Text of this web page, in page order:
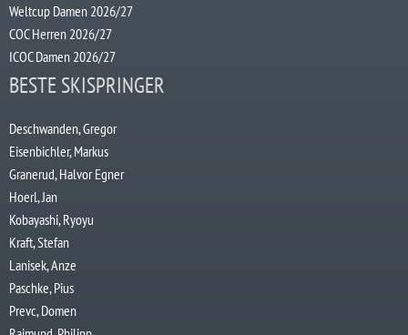
Weltcup Damen 2026/27
COC Herren 2026/27
ICOC Damen 2026/27
BESTE SKISPRINGER
Deschwanden, Gregor
Eisenbichler, Markus
Granerud, Halvor Egner
Hoerl, Jan
Kobayashi, Ryoyu
Kraft, Stefan
Lanisek, Anze
Paschke, Pius
Prevc, Domen